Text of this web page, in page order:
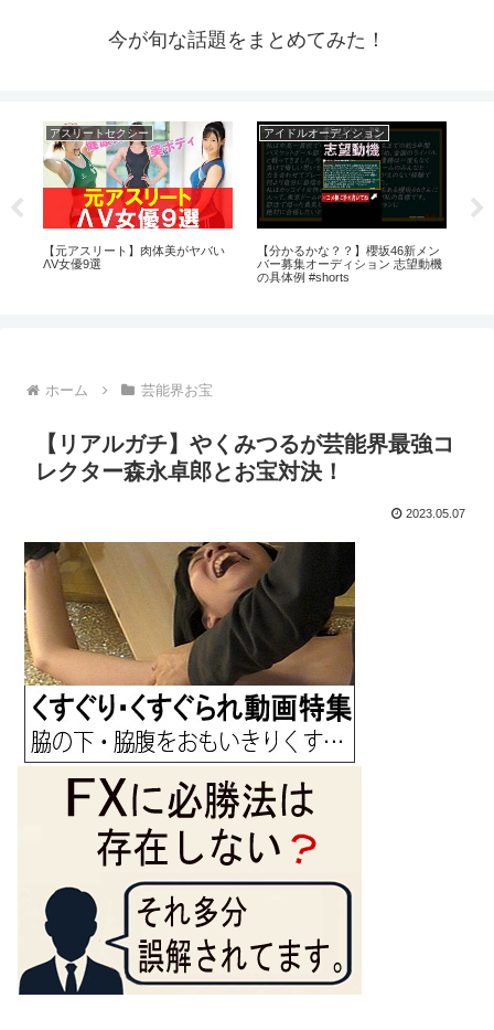
今が旬な話題をまとめてみた！
アスリートセクシー
【元アスリート】肉体美がヤバい
ΛV女優9選
アイドルオーディション
【分かるかな？？】櫻坂46新メン
バー募集オーディション 志望動機
の具体例 #shorts
ホーム 芸能界お宝
【リアルガチ】やくみつるが芸能界最強コ
レクター森永卓郎とお宝対決！
2023.05.07